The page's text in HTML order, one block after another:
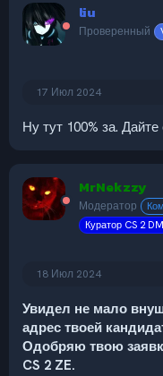
и
и
liu
Проверенный
17 Июл 2024
Ну тут 100% за.
MrNekzzy
Модератор
Куратор CS 2 DM
18 Июл 2024
Увидел не мало
адрес твоей
Одобряю твою
CS 2 ZE.